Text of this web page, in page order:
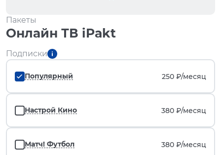
Пакеты
Онлайн ТВ iPakt
Подписки
Популярный 250 ₽/месяц
Настрой Кино 380 ₽/месяц
Матч! Футбол 380 ₽/месяц